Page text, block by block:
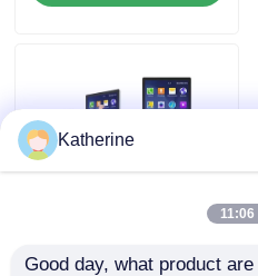
Aktualności
Shopping Online
10%-75% wilgotności
Katherine
11:06
Good day, what product